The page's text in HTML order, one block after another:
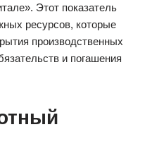
Этот показатель
ресурсов, которые
производственных
и погашения